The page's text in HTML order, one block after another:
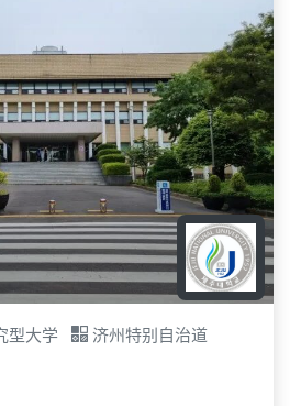
型大学 济州特别自治道